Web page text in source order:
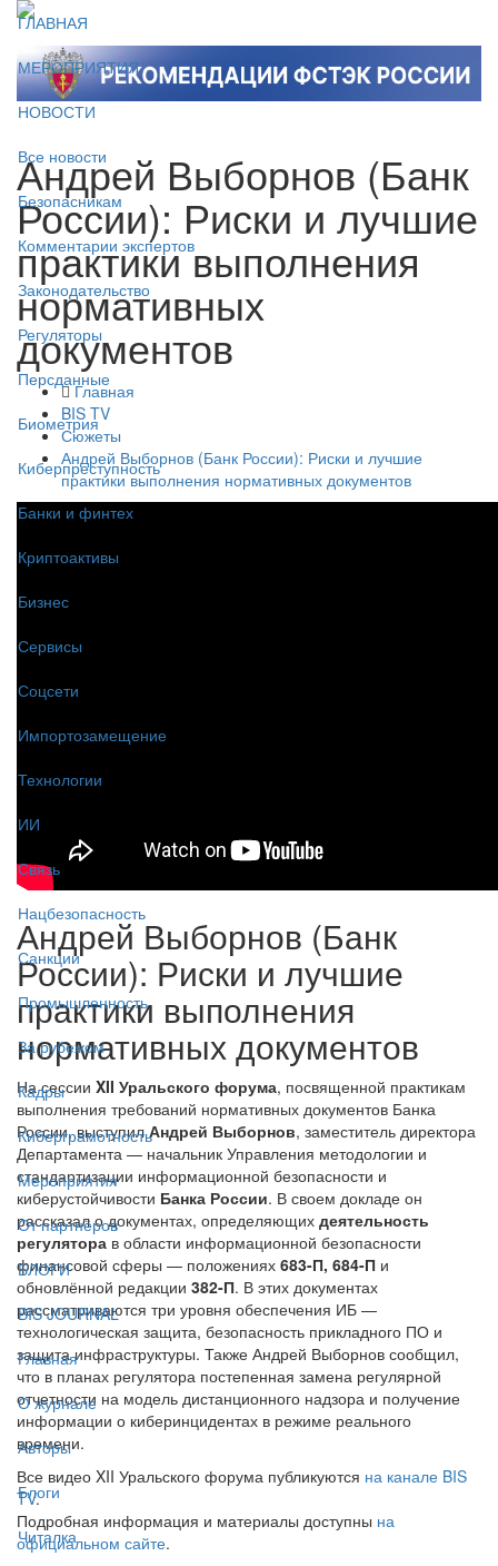
ГЛАВНАЯ
МЕРОПРИЯТИЯ
НОВОСТИ
Все новости
Безопасникам
Комментарии экспертов
Законодательство
Регуляторы
Персданные
Биометрия
Киберпреступность
Банки и финтех
Криптоактивы
Бизнес
Сервисы
Соцсети
Импортозамещение
Технологии
ИИ
Связь
Нацбезопасность
Санкции
Промышленность
За рубежом
Кадры
Киберграмотность
Мероприятия
От партнёров
БЛОГИ
BIS JOURNAL
Главная
О журнале
Авторы
Блоги
Читалка
Андрей Выборнов (Банк
России): Риски и лучшие
практики выполнения
нормативных
документов
Главная
BIS TV
Сюжеты
Андрей Выборнов (Банк России): Риски и лучшие
практики выполнения нормативных документов
Андрей Выборнов (Банк
России): Риски и лучшие
практики выполнения
нормативных документов
На сессии XII Уральского форума, посвященной практикам
выполнения требований нормативных документов Банка
России, выступилАндрей Выборнов, заместитель директора
Департамента — начальник Управления методологии и
стандартизации информационной безопасности и
киберустойчивости Банка России. В своем докладе он
рассказал о документах, определяющих деятельность
регулятора в области информационной безопасности
финансовой сферы — положениях 683-П, 684-П и
обновлённой редакции 382-П. В этих документах
рассматриваются три уровня обеспечения ИБ —
технологическая защита, безопасность прикладного ПО и
защита инфраструктуры. Также Андрей Выборнов сообщил,
что в планах регулятора постепенная замена регулярной
отчетности на модель дистанционного надзора и получение
информации о киберинцидентах в режиме реального
времени.
Все видео XII Уральского форума публикуются на канале BIS
TV.
Подробная информация и материалы доступны на
официальном сайте.